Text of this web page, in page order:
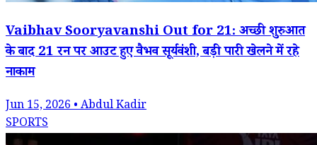
Vaibhav Sooryavanshi Out for 21: अच्छी शुरुआत
के बाद 21 रन पर आउट हुए वैभव सूर्यवंशी, बड़ी पारी खेलने में रहे
नाकाम
Jun 15, 2026 • Abdul Kadir
SPORTS